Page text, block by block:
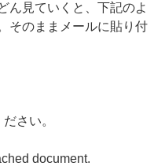
ん見ていくと、下記のよ
そのままメールに貼り付
さい。
document.